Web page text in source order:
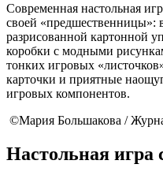
Современная настольная
своей «предшественницы»:
разрисованной картонной
коробки с модными
тонких игровых
карточки и приятные
игровых компонентов.
©Мария Большакова /
Настольная игра